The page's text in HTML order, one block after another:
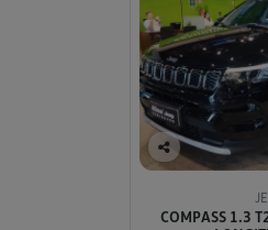
Co
lhe
COMPASS 1.3